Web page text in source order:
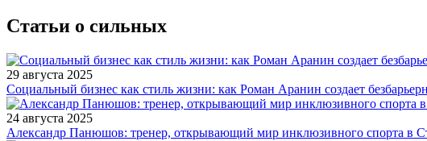
Статьи о сильных
29 августа 2025
Социальный бизнес как стиль жизни: как Роман Аранин создает
24 августа 2025
Александр Панюшов: тренер, открывающий мир инклюзивного спорта в